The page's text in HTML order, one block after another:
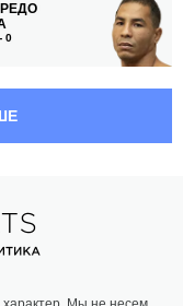
- 0